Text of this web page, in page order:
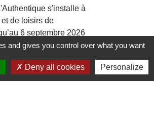
s'installe à
et de loisirs de
6 septembre 2026
and gives you control over what you want
Deny all cookies Personalize